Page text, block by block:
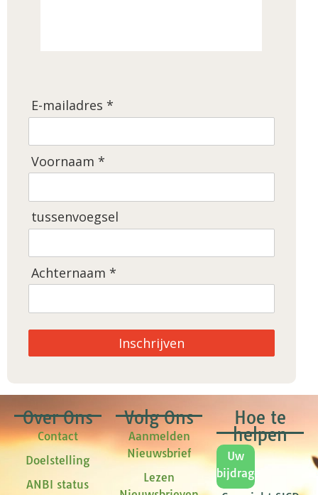
E-mailadres *
Voornaam *
tussenvoegsel
Achternaam *
Inschrijven
Over Ons
Contact
Doelstelling
ANBI status
Volg Ons
Aanmelden
Nieuwsbrief
Lezen
Hoe te
helpen
Uw
bijdrage